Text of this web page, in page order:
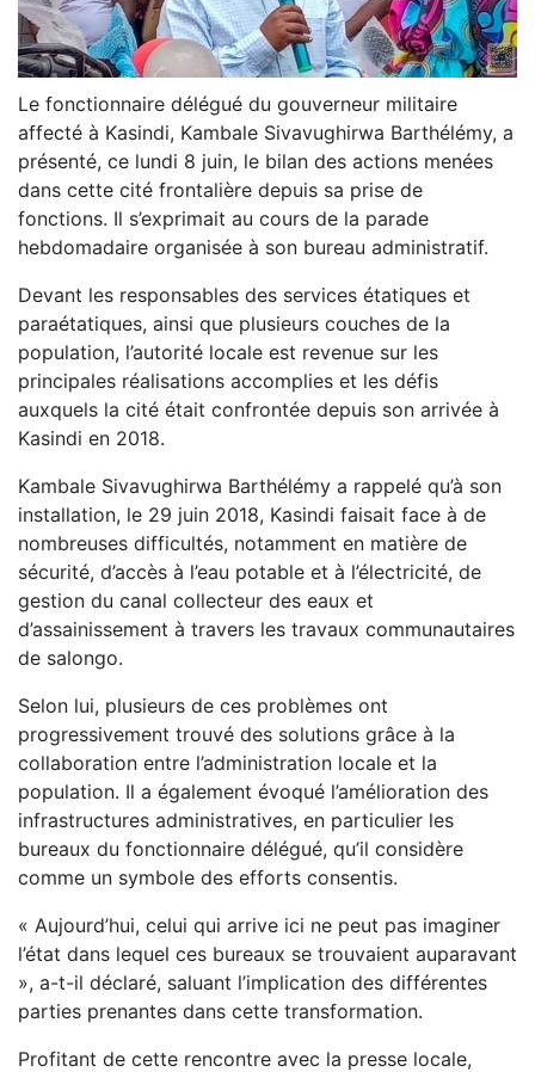
Le fonctionnaire délégué du gouverneur militaire
affecté à Kasindi, Kambale Sivavughirwa Barthélémy, a
présenté, ce lundi 8 juin, le bilan des actions menées
dans cette cité frontalière depuis sa prise de
fonctions. Il s’exprimait au cours de la parade
hebdomadaire organisée à son bureau administratif.
Devant les responsables des services étatiques et
paraétatiques, ainsi que plusieurs couches de la
population, l’autorité locale est revenue sur les
principales réalisations accomplies et les défis
auxquels la cité était confrontée depuis son arrivée à
Kasindi en 2018.
Kambale Sivavughirwa Barthélémy a rappelé qu’à son
installation, le 29 juin 2018, Kasindi faisait face à de
nombreuses difficultés, notamment en matière de
sécurité, d’accès à l’eau potable et à l’électricité, de
gestion du canal collecteur des eaux et
d’assainissement à travers les travaux communautaires
de salongo.
Selon lui, plusieurs de ces problèmes ont
progressivement trouvé des solutions grâce à la
collaboration entre l’administration locale et la
population. Il a également évoqué l’amélioration des
infrastructures administratives, en particulier les
bureaux du fonctionnaire délégué, qu’il considère
comme un symbole des efforts consentis.
« Aujourd’hui, celui qui arrive ici ne peut pas imaginer
l’état dans lequel ces bureaux se trouvaient auparavant
», a-t-il déclaré, saluant l’implication des différentes
parties prenantes dans cette transformation.
Profitant de cette rencontre avec la presse locale,